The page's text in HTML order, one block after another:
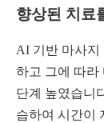
향상된 치료
AI 기반 마사지
하고 그에 따라
단계 높였습니
습하여 시간이